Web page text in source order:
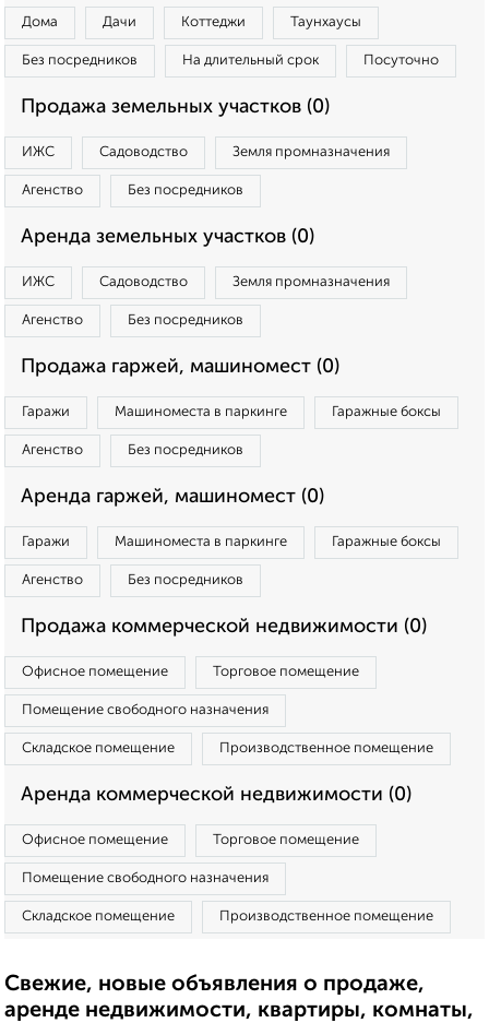
Дома Дачи Коттеджи Таунхаусы
Без посредников На длительный срок Посуточно
Продажа земельных участков (0)
ИЖС Садоводство Земля промназначения
Агенство Без посредников
Аренда земельных участков (0)
ИЖС Садоводство Земля промназначения
Агенство Без посредников
Продажа гаржей, машиномест (0)
Гаражи Машиноместа в паркинге Гаражные боксы
Агенство Без посредников
Аренда гаржей, машиномест (0)
Гаражи Машиноместа в паркинге Гаражные боксы
Агенство Без посредников
Продажа коммерческой недвижимости (0)
Офисное помещение Торговое помещение
Помещение свободного назначения
Складское помещение Производственное помещение
Аренда коммерческой недвижимости (0)
Офисное помещение Торговое помещение
Помещение свободного назначения
Складское помещение Производственное помещение
Свежие, новые объявления о продаже,
аренде недвижимости, квартиры, комнаты,